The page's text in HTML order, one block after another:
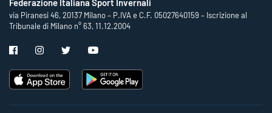
Federazione Italiana Sport Invernali
via Piranesi 46, 20137 Milano – P.IVA e C.F. 05027640159 – Iscrizione al
Tribunale di Milano n° 63, 11.12.2004